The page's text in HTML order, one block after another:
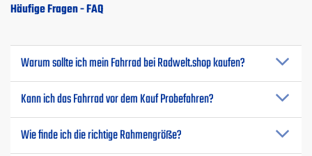
Häufige Fragen - FAQ
Warum sollte ich mein Fahrrad bei Radwelt.shop kaufen?
Kann ich das Fahrrad vor dem Kauf Probefahren?
Wie finde ich die richtige Rahmengröße?